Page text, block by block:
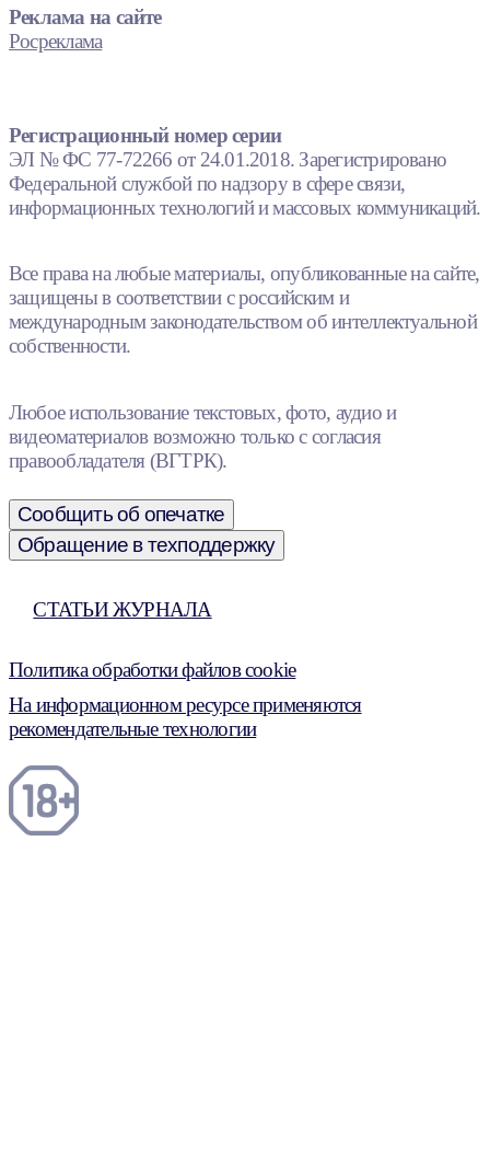
Реклама на сайте
Росреклама
Регистрационный номер серии
ЭЛ № ФС 77-72266 от 24.01.2018. Зарегистрировано
Федеральной службой по надзору в сфере связи,
информационных технологий и массовых коммуникаций.
Все права на любые материалы, опубликованные на сайте,
защищены в соответствии с российским и
международным законодательством об интеллектуальной
собственности.
Любое использование текстовых, фото, аудио и
видеоматериалов возможно только с согласия
правообладателя (ВГТРК).
Сообщить об опечатке
Обращение в техподдержку
СТАТЬИ ЖУРНАЛА
Политика обработки файлов cookie
На информационном ресурсе применяются
рекомендательные технологии